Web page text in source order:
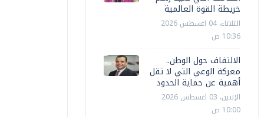
خريطة القوة العالمية
الثلاثاء، 04 اغسطس 2026
10:36 ص
الالتفاف حول الوطن..
معركة الوعي التي لا تقل
أهمية عن حماية الحدود
الإثنين، 03 اغسطس 2026
10:00 ص